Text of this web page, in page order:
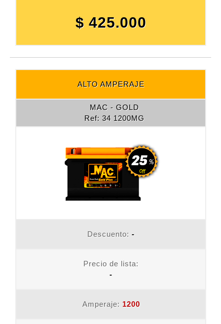
$ 425.000
ALTO AMPERAJE
MAC - GOLD
Ref: 34 1200MG
Descuento: -
Precio de lista:
-
Amperaje: 1200